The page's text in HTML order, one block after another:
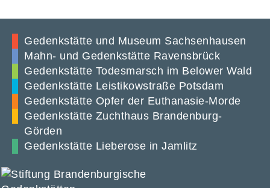
Gedenkstätte und Museum Sachsenhausen
Mahn- und Gedenkstätte Ravensbrück
Gedenkstätte Todesmarsch im Belower Wald
Gedenkstätte Leistikowstraße Potsdam
Gedenkstätte Opfer der Euthanasie-Morde
Gedenkstätte Zuchthaus Brandenburg-
Görden
Gedenkstätte Lieberose in Jamlitz